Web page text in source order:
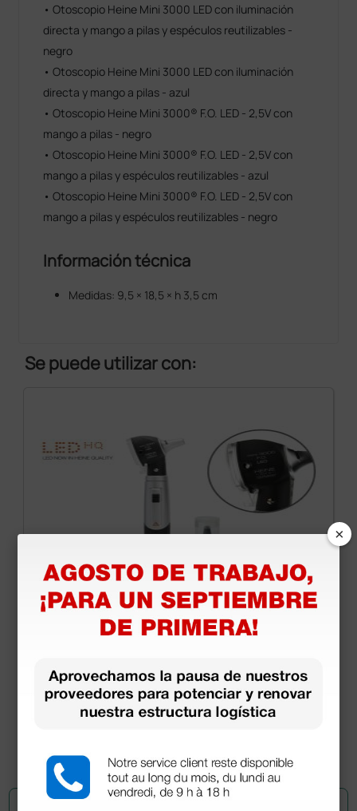
• Otoscopio Heine Mini 3000 LED con iluminación
directa y mango a pilas y espéculos reutilizables -
negro
• Otoscopio Heine Mini 3000 LED con iluminación
directa y mango a pilas - azul
• Otoscopio Heine Mini 3000® F.O. LED - 2,5V con
mango a pilas - negro
• Otoscopio Heine Mini 3000® F.O. LED - 2,5V con
mango a pilas y espéculos reutilizables - azul
• Otoscopio Heine Mini 3000® F.O. LED - 2,5V con
mango a pilas y espéculos reutilizables - negro
Información técnica
Medidas: 9,5 × 18,5 × h 3,5 cm
Se puede utilizar con:
173,94 €223,00 €
×